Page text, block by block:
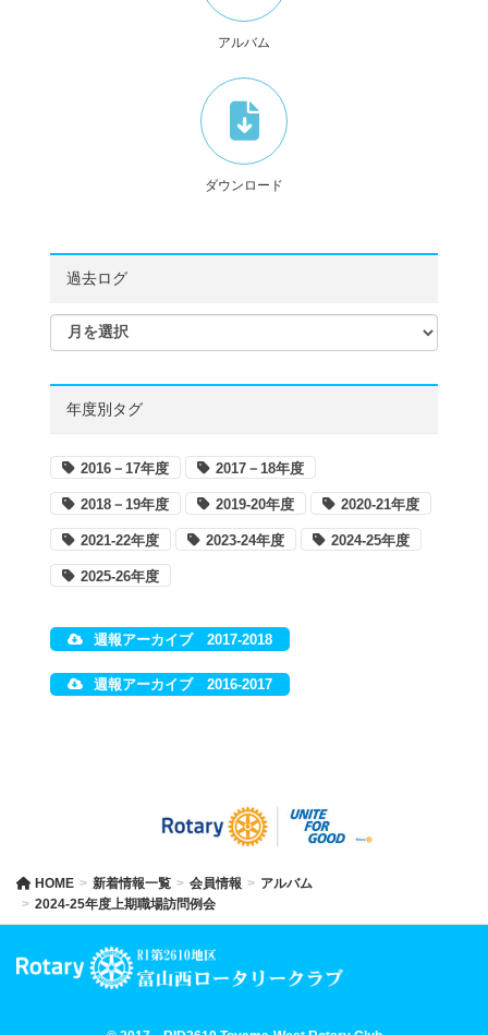
アルバム
ダウンロード
過去ログ
年度別タグ
2016－17年度 2017－18年度
2018－19年度 2019-20年度 2020-21年度
2021-22年度 2023-24年度 2024-25年度
2025-26年度
週報アーカイブ 2017-2018
週報アーカイブ 2016-2017
HOME 新着情報一覧 会員情報
アルバム
2024-25年度上期職場訪問例会